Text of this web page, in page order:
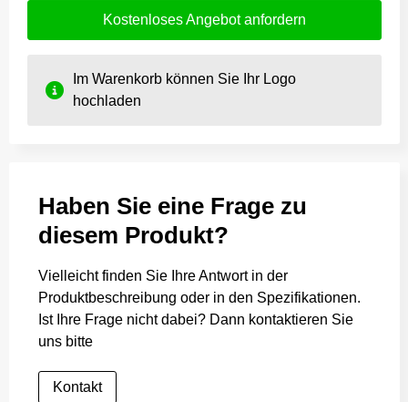
Kostenloses Angebot anfordern
Im Warenkorb können Sie Ihr Logo
hochladen
Haben Sie eine Frage zu
diesem Produkt?
Vielleicht finden Sie Ihre Antwort in der
Produktbeschreibung oder in den Spezifikationen.
Ist Ihre Frage nicht dabei? Dann kontaktieren Sie
uns bitte
Kontakt